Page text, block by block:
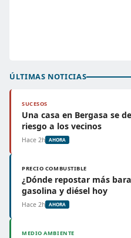
ÚLTIMAS NOTICIAS
SUCESOS
Una casa en Bergasa se
riesgo a los vecinos
Hace 2h AHORA
PRECIO COMBUSTIBLE
¿Dónde repostar más
gasolina y diésel hoy
Hace 2h AHORA
MEDIO AMBIENTE